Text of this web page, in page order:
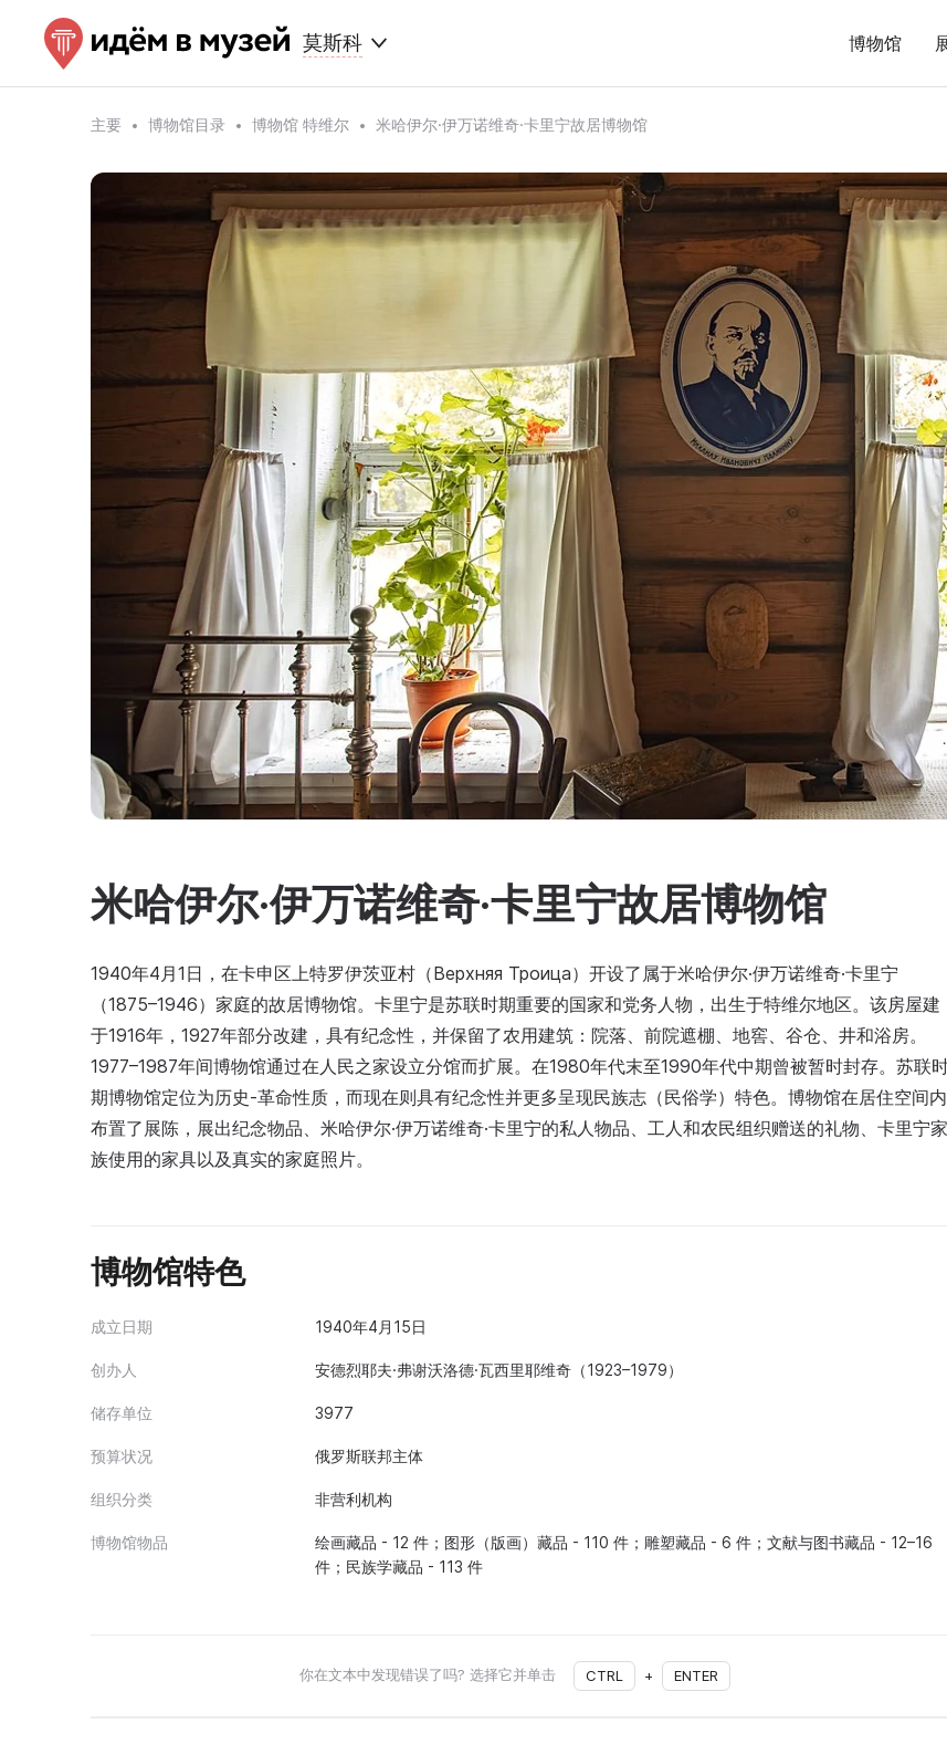
莫斯科 博物馆
主要 博物馆目录 博物馆 特维尔 米哈伊尔·伊万诺维奇·卡里宁故居博物馆
米哈伊尔·伊万诺维奇·卡里宁故居博物馆
1940年4月1日，在卡申区上特罗伊茨亚村（Верхняя Троица）开设了属于米哈伊尔·伊万诺维奇·卡里宁
（1875–1946）家庭的故居博物馆。卡里宁是苏联时期重要的国家和党务人物，出生于特维尔地区。该房屋建
于1916年，1927年部分改建，具有纪念性，并保留了农用建筑：院落、前院遮棚、地窖、谷仓、井和浴房。
1977–1987年间博物馆通过在人民之家设立分馆而扩展。在1980年代末至1990年代中期曾被暂时封存。苏联
期博物馆定位为历史-革命性质，而现在则具有纪念性并更多呈现民族志（民俗学）特色。博物馆在居住空间内
布置了展陈，展出纪念物品、米哈伊尔·伊万诺维奇·卡里宁的私人物品、工人和农民组织赠送的礼物、卡里宁家
族使用的家具以及真实的家庭照片。
博物馆特色
成立日期 1940年4月15日
创办人 安德烈耶夫·弗谢沃洛德·瓦西里耶维奇（1923–1979）
储存单位 3977
预算状况 俄罗斯联邦主体
组织分类 非营利机构
博物馆物品
绘画藏品 - 12 件；图形（版画）藏品 - 110 件；雕塑藏品 - 6 件；文献与图书藏品 - 12–16
件；民族学藏品 - 113 件
你在文本中发现错误了吗? 选择它并单击 CTRL + ENTER